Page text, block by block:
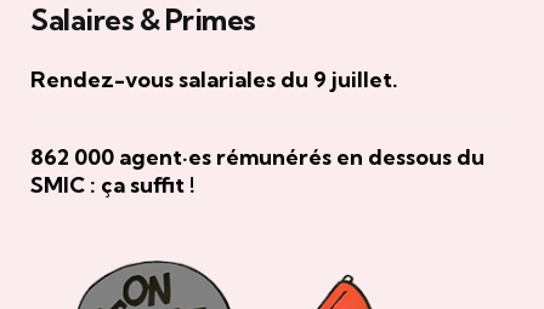
Salaires & Primes
Rendez-vous salariales du 9 juillet.
862 000 agent·es rémunérés en dessous du
SMIC : ça suffit !